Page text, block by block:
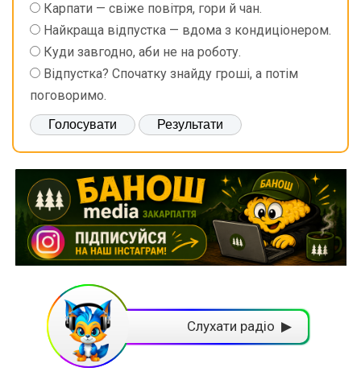
Карпати — свіже повітря, гори й чан.
Найкраща відпустка — вдома з кондиціонером.
Куди завгодно, аби не на роботу.
Відпустка? Спочатку знайду гроші, а потім
поговоримо.
Слухати радіо ▶